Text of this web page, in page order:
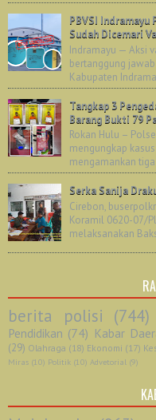
PBVSI Indramayu
Sudah Dicemari
Indramayu — Aksi
bertanggung
Kabupaten
Tangkap 3
Barang Bukti 79
Rokan Hulu –
mengungkap
mengamankan
Serka Sanija
Cirebon,
Koramil 0620-07/
melaksanakan
berita polisi (744)
Pendidikan (74) Kabar
(29) Olahraga (18) Ekonomi (17)
Miras (10) Politik (10) Advetorial (9)